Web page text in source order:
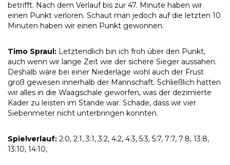
betrifft. Nach dem Verlauf bis zur 47. Minute haben wir
einen Punkt verloren. Schaut man jedoch auf die letzten 10
Minuten haben wir einen Punkt gewonnen.
Timo Spraul: Letztendlich bin ich froh über den Punkt,
auch wenn wir lange Zeit wie der sichere Sieger aussahen.
Deshalb wäre bei einer Niederlage wohl auch der Frust
groß gewesen innerhalb der Mannschaft. Schließlich hatten
wir alles in die Waagschale geworfen, was der dezimierte
Kader zu leisten im Stande war. Schade, dass wir vier
Siebenmeter nicht unterbringen konnten.
Spielverlauf: 2:0, 2:1, 3:1, 3:2, 4:2, 4:3, 5:3, 5:7, 7:7, 7:8, 13:8,
13:10, 14:10,